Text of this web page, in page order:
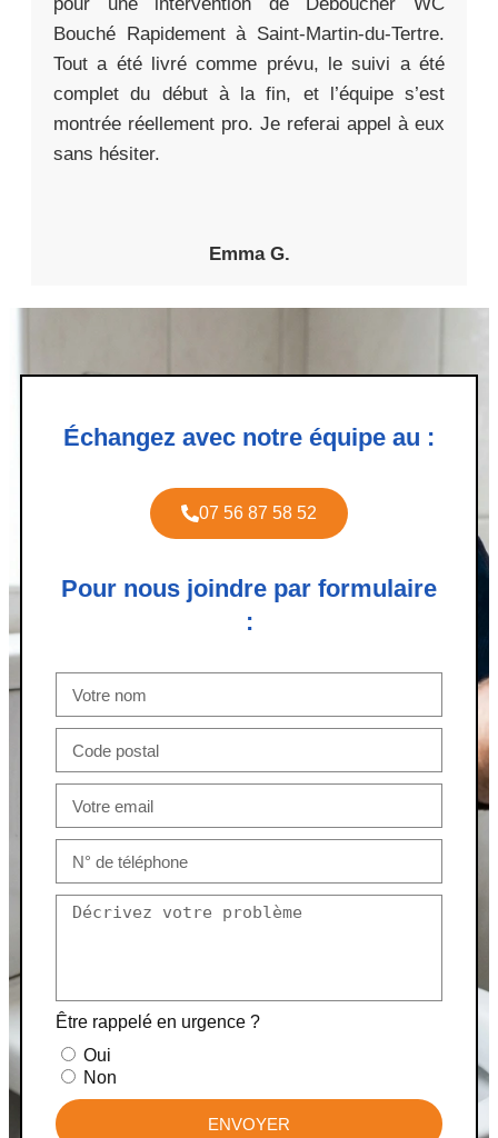
Bouché Rapidement à Saint-Martin-du-Tertre.
Tout a été livré comme prévu, le suivi a été
complet du début à la fin, et l’équipe s’est
montrée réellement pro. Je referai appel à eux
sans hésiter.
Emma G.
Échangez avec notre équipe au :
07 56 87 58 52
Pour nous joindre par formulaire
:
Être rappelé en urgence ?
Oui
Non
ENVOYER